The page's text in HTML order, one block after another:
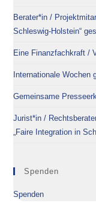
Berater*in /
Schleswig-Holstein“
Eine Finanzfachkraft /
Internationale
Gemeinsame
Jurist*in /
„Faire Integration in
Spenden
Spenden